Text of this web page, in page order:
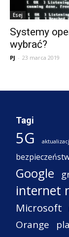
Esej
Systemy
wybrać?
PJ - 23 marca 2019
Tagi
5G
Google
internet
Microsoft
Orange